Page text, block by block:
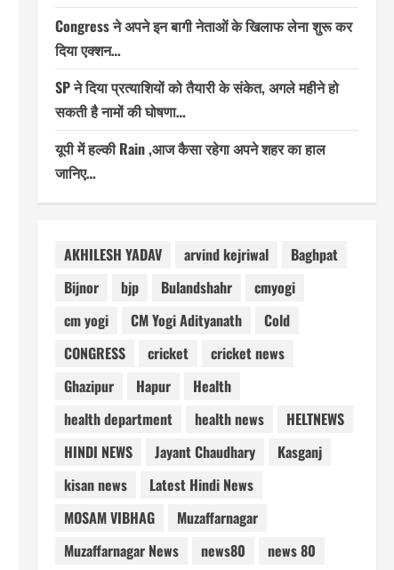
Congress ने अपने इन बागी नेताओं के खिलाफ लेना शुरू कर
दिया एक्शन…
SP ने दिया प्रत्याशियों को तैयारी के संकेत, अगले महीने हो
सकती है नामों की घोषणा…
यूपी में हल्की Rain ,आज कैसा रहेगा अपने शहर का हाल
जानिए…
AKHILESH YADAV arvind kejriwal
Baghpat
Bijnor
bjp Bulandshahr
cmyogi
cm yogi
CM Yogi Adityanath
Cold
CONGRESS
cricket
cricket news
Ghazipur
Hapur
Health
health department
health news
HELTNEWS
HINDI NEWS
Jayant Chaudhary
Kasganj
kisan news
Latest Hindi News
MOSAM VIBHAG
Muzaffarnagar
Muzaffarnagar News
news80
news 80